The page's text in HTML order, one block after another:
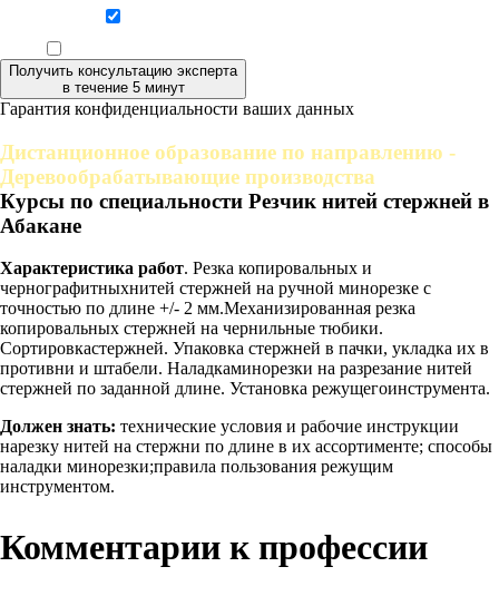
Получить консультацию эксперта
в течение 5 минут
Гарантия конфиденциальности ваших данных
Дистанционное образование по направлению -
Деревообрабатывающие производства
Курсы по специальности Резчик нитей стержней в
Абакане
Характеристика работ. Резка копировальных и
чернографитныхнитей стержней на ручной минорезке с
точностью по длине +/- 2 мм.Механизированная резка
копировальных стержней на чернильные тюбики.
Сортировкастержней. Упаковка стержней в пачки, укладка их в
противни и штабели. Наладкаминорезки на разрезание нитей
стержней по заданной длине. Установка режущегоинструмента.
Должен знать: технические условия и рабочие инструкции
нарезку нитей на стержни по длине в их ассортименте; способы
наладки минорезки;правила пользования режущим
инструментом.
Комментарии к профессии